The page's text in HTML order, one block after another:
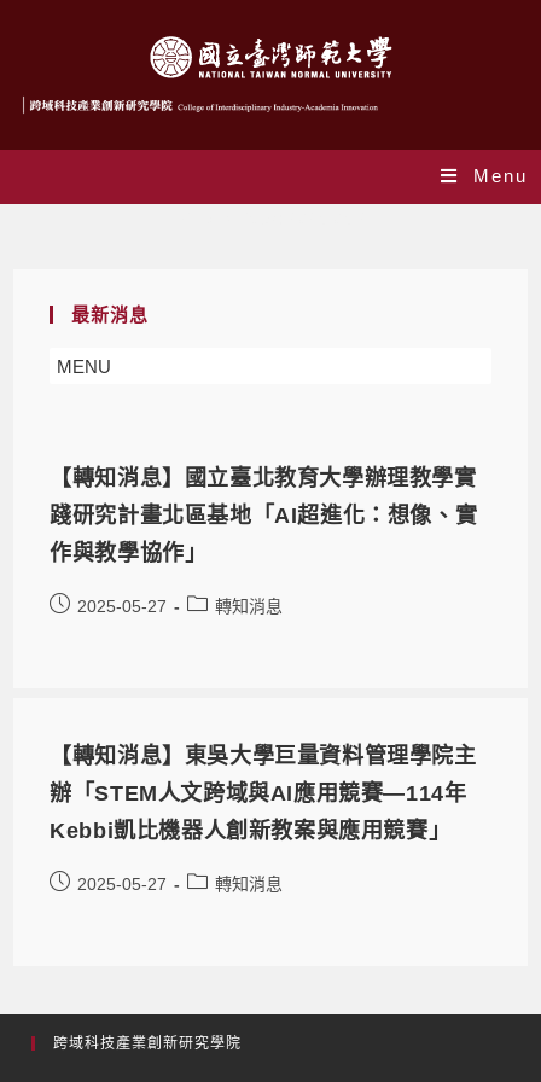
Menu
最新消息
MENU
【轉知消息】國立臺北教育大學辦理教學實
踐研究計畫北區基地「AI超進化：想像、實
作與教學協作」
2025-05-27 轉知消息
【轉知消息】東吳大學巨量資料管理學院主
辦「STEM人文跨域與AI應用競賽—114年
Kebbi凱比機器人創新教案與應用競賽」
2025-05-27 轉知消息
跨域科技產業創新研究學院